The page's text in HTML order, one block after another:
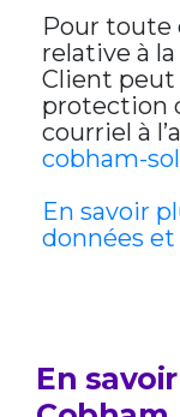
Pour toute
relative à
Client peut
protection
courriel à
cobham-
En savoir
données
En